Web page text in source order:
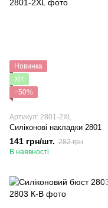
Новинка
Хіт
−50%
Артикул: 2801-2XL
Силіконові накладки 2801
141 грн/шт. 282 грн
В наявності